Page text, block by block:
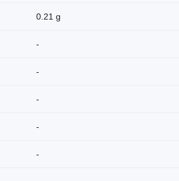
0.21 g
-
-
-
-
-